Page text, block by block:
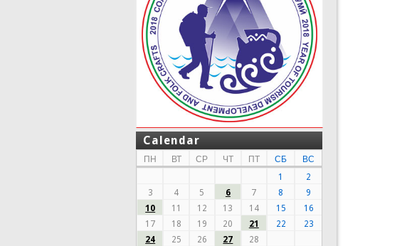
Calendar
ПН ВТ СР ЧТ ПТ СБ
ВС
1
2
3
4 5 6 7 8
9
10
11 12 13 14 15
16
17
18 19 20 21 22
23
24
25 26 27 28